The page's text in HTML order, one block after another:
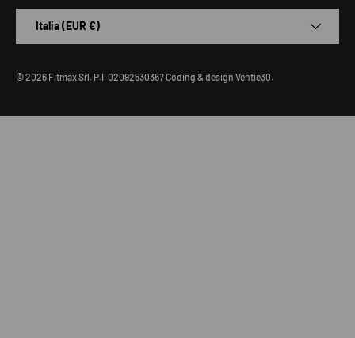
Italia (EUR €)
© 2026 Fitmax Srl. P.I. 02092530357Coding & design Ventie30.